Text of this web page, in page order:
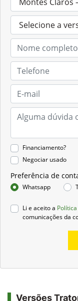
Financiamento?
Negociar usado
Preferência de
Whatsapp
Li e aceito a
comunicações da
Versões